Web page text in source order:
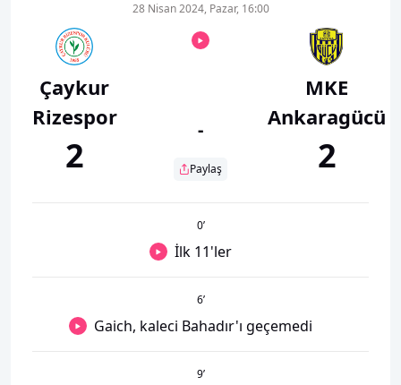
Çaykur
Rizespor
2
28 Nisan 2024, Pazar, 16:00
-
Paylaş
MKE
Ankaragücü
2
0’
İlk 11'ler
6’
Gaich, kaleci Bahadır'ı geçemedi
9’